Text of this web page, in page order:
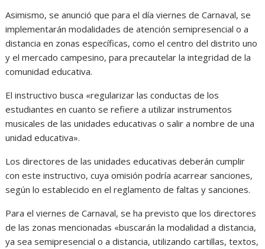
Asimismo, se anunció que para el día viernes de Carnaval, se
implementarán modalidades de atención semipresencial o a
distancia en zonas específicas, como el centro del distrito uno
y el mercado campesino, para precautelar la integridad de la
comunidad educativa.
El instructivo busca «regularizar las conductas de los
estudiantes en cuanto se refiere a utilizar instrumentos
musicales de las unidades educativas o salir a nombre de una
unidad educativa».
Los directores de las unidades educativas deberán cumplir
con este instructivo, cuya omisión podría acarrear sanciones,
según lo establecido en el reglamento de faltas y sanciones.
Para el viernes de Carnaval, se ha previsto que los directores
de las zonas mencionadas «buscarán la modalidad a distancia,
ya sea semipresencial o a distancia, utilizando cartillas, textos,